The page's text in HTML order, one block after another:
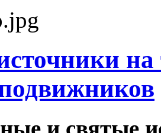
и святые